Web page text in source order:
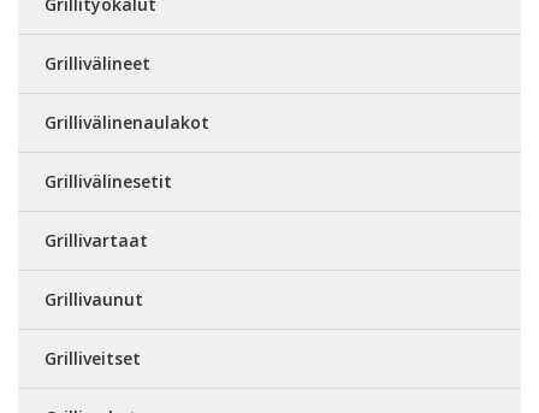
Grillivälineet
Grillivälinenaulakot
Grillivälinesetit
Grillivartaat
Grillivaunut
Grilliveitset